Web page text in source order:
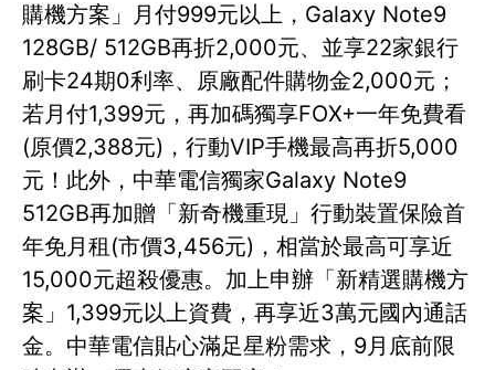
購機方案」月付999元以上，Galaxy Note9
128GB/ 512GB再折2,000元、並享22家銀行
刷卡24期0利率、原廠配件購物金2,000元；
若月付1,399元，再加碼獨享FOX+一年免費看
(原價2,388元)，行動VIP手機最高再折5,000
元！此外，中華電信獨家Galaxy Note9
512GB再加贈「新奇機重現」行動裝置保險首
年免月租(市價3,456元)，相當於最高可享近
15,000元超殺優惠。加上申辦「新精選購機方
案」1,399元以上資費，再享近3萬元國內通話
金。中華電信貼心滿足星粉需求，9月底前限